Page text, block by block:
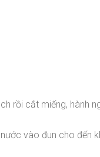
rồi cắt miếng, hành
vào đun cho đến